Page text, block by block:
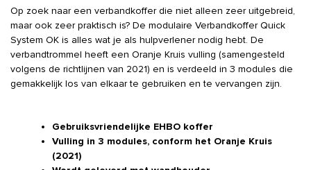
2021
aantal
Op zoek naar een verbandkoffer die niet alleen zeer uitgebreid,
maar ook zeer praktisch is? De modulaire Verbandkoffer Quick
System OK is alles wat je als hulpverlener nodig hebt. De
verbandtrommel heeft een Oranje Kruis vulling (samengesteld
volgens de richtlijnen van 2021) en is verdeeld in 3 modules die
gemakkelijk los van elkaar te gebruiken en te vervangen zijn.
Gebruiksvriendelijke EHBO koffer
Vulling in 3 modules, conform het Oranje Kruis
(2021)